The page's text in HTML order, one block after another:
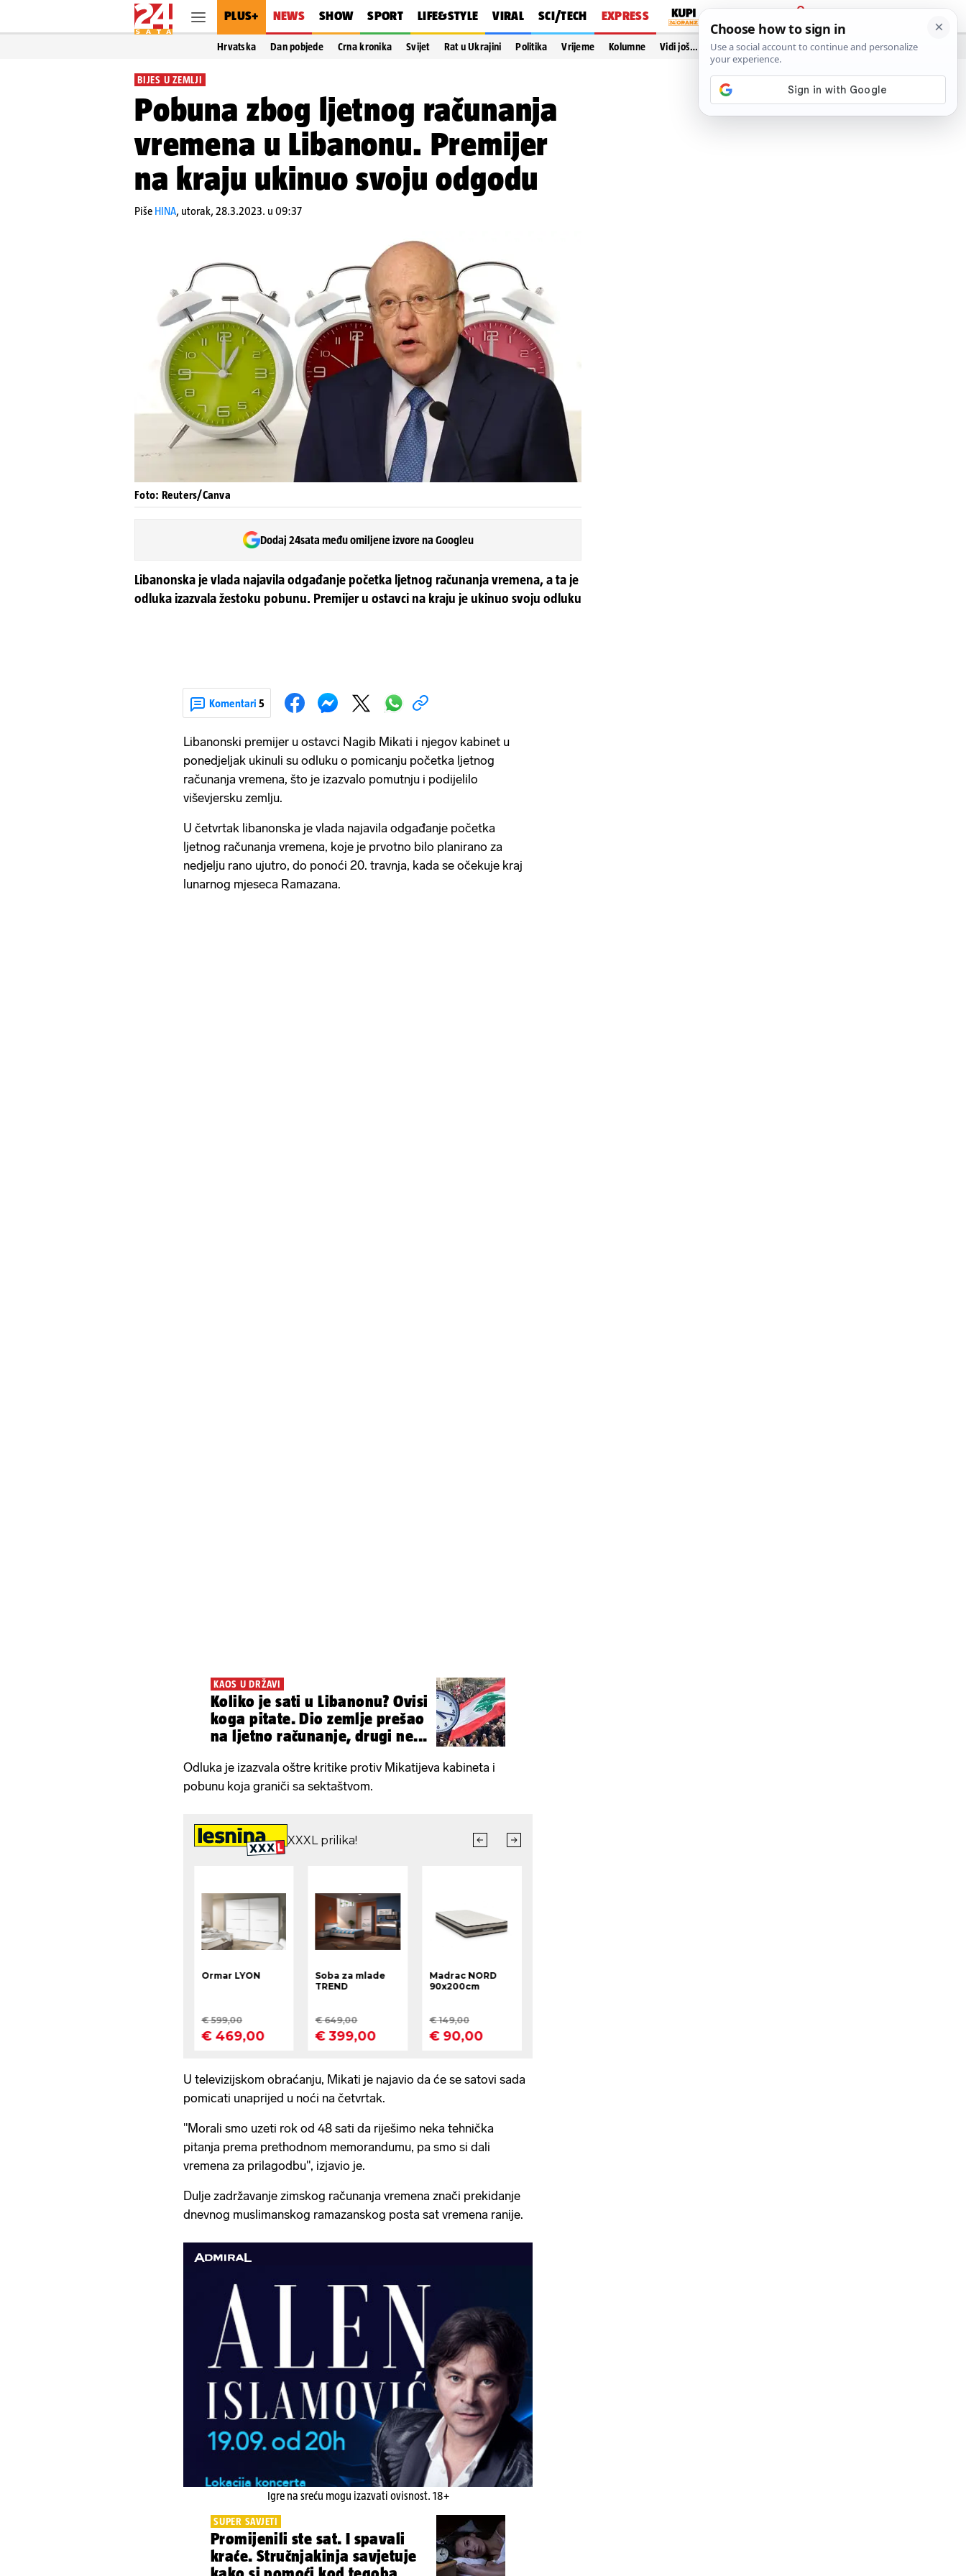
PLUS+ NEWS SHOW SPORT LIFE&STYLE VIRAL SCI/TECH EXPRESS
PRIJAVA
Hrvatska Dan pobjede Crna kronika Svijet Rat u Ukrajini Politika Vrijeme Kolumne Vidi još…
BIJES U ZEMLJI
Pobuna zbog ljetnog računanja
vremena u Libanonu. Premijer
na kraju ukinuo svoju odgodu
Piše HINA, utorak, 28.3.2023. u 09:37
Foto: Reuters/Canva
Dodaj 24sata među omiljene izvore na Googleu
Libanonska je vlada najavila odgađanje početka ljetnog računanja vremena, a ta je
odluka izazvala žestoku pobunu. Premijer u ostavci na kraju je ukinuo svoju odluku
Komentari 5
Libanonski premijer u ostavci Nagib Mikati i njegov kabinet u
ponedjeljak ukinuli su odluku o pomicanju početka ljetnog
računanja vremena, što je izazvalo pomutnju i podijelilo
viševjersku zemlju.
U četvrtak libanonska je vlada najavila odgađanje početka
ljetnog računanja vremena, koje je prvotno bilo planirano za
nedjelju rano ujutro, do ponoći 20. travnja, kada se očekuje kraj
lunarnog mjeseca Ramazana.
KAOS U DRŽAVI
Koliko je sati u Libanonu? Ovisi
koga pitate. Dio zemlje prešao
na ljetno računanje, drugi ne...
Odluka je izazvala oštre kritike protiv Mikatijeva kabineta i
pobunu koja graniči sa sektaštvom.
U televizijskom obraćanju, Mikati je najavio da će se satovi sada
pomicati unaprijed u noći na četvrtak.
"Morali smo uzeti rok od 48 sati da riješimo neka tehnička
pitanja prema prethodnom memorandumu, pa smo si dali
vremena za prilagodbu", izjavio je.
Dulje zadržavanje zimskog računanja vremena znači prekidanje
dnevnog muslimanskog ramazanskog posta sat vremena ranije.
Igre na sreću mogu izazvati ovisnost. 18+
SUPER SAVJETI
Promijenili ste sat. I spavali
kraće. Stručnjakinja savjetuje